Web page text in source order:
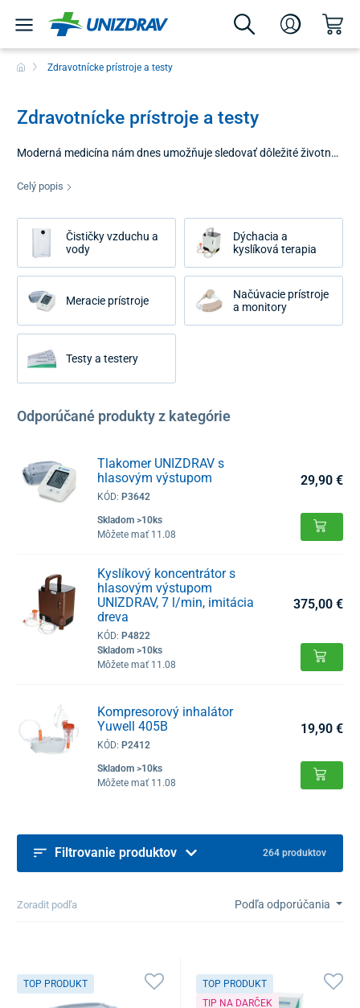
Zdravotnícke prístroje a testy
Zdravotnícke prístroje a testy
Moderná medicína nám dnes umožňuje sledovať dôležité životné
prostredí. Kategória zdravotnícke prístroje a testy prináša ucelené
uľahčujú zvládanie rôznych zdravotných stavov a pomáhajú včas
zachytiť dôležité ukazovatele vášho fyzického stavu. Naším
cieľom je ponúknuť vám spoľahlivú techniku, ktorá sa stane
užitočnou súčasťou vašej domácej výbavy a dodá vám väčšiu
istotu v starostlivosti o seba aj vašich blízkych.
Celý popis
Čističky vzduchu a
vody
Dýchacia a
kyslíková terapia
Meracie prístroje
Načúvacie prístroje
a monitory
Testy a testery
Odporúčané produkty z kategórie
Tlakomer UNIZDRAV s
hlasovým výstupom
KÓD: P3642
Skladom >10ks
Môžete mať 11.08
29,90 €
Kyslíkový koncentrátor s
hlasovým výstupom
UNIZDRAV, 7 l/min, imitácia
dreva
KÓD: P4822
Skladom >10ks
Môžete mať 11.08
375,00 €
Kompresorový inhalátor
Yuwell 405B
KÓD: P2412
Skladom >10ks
Môžete mať 11.08
19,90 €
Filtrovanie produktov 264 produktov
Zoradit podľa Podľa odporúčania
TOP PRODUKT
TOP PRODUKT
TIP NA DARČEK